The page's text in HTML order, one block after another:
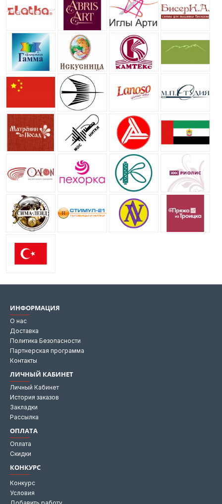
ИНФОРМАЦИЯ
О нас
Доставка
Политика Безопасности
Партнерская программа
Контакты
ЛИЧНЫЙ КАБИНЕТ
Личный Кабинет
История заказов
Закладки
Рассылка
ОПЛАТА
Оплата
Скидки
КОНКУРС
Конкурс
Условия
Добавить работу